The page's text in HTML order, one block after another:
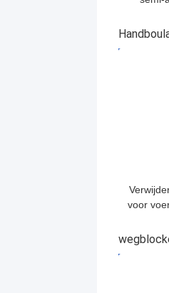
voor
SGS